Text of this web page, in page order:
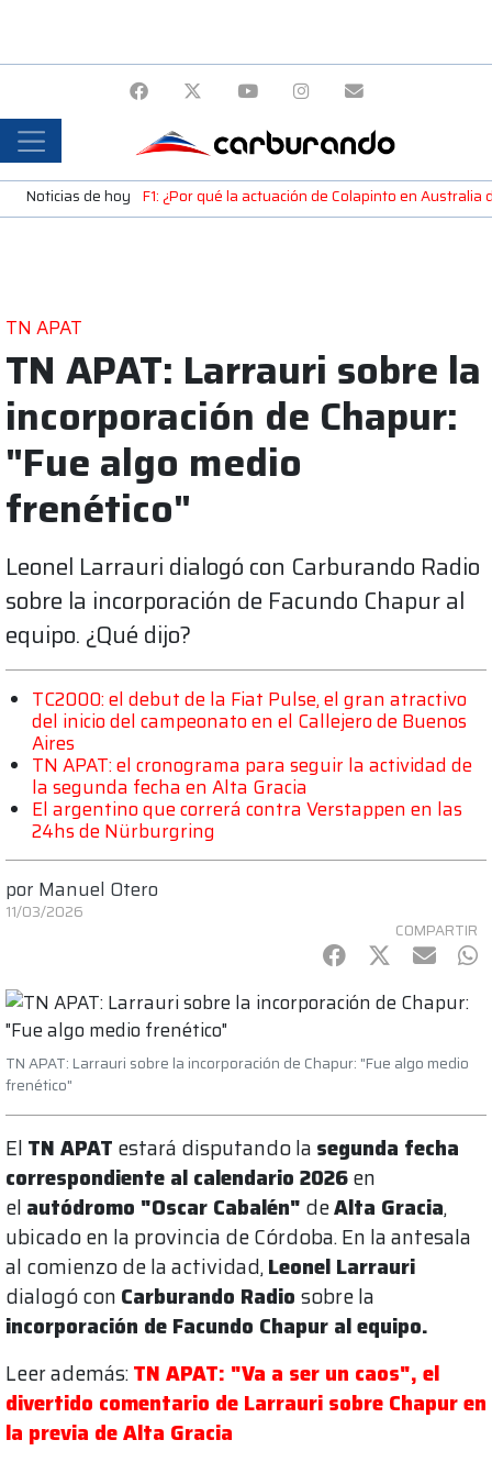
Noticias de hoy F1: ¿Por qué la actuación de Colapinto en
TN APAT
TN APAT: Larrauri sobre la
incorporación de Chapur:
"Fue algo medio
frenético"
Leonel Larrauri dialogó con Carburando Radio
sobre la incorporación de Facundo Chapur al
equipo. ¿Qué dijo?
TC2000: el debut de la Fiat Pulse, el gran atractivo
del inicio del campeonato en el Callejero de Buenos
Aires
TN APAT: el cronograma para seguir la actividad de
la segunda fecha en Alta Gracia
El argentino que correrá contra Verstappen en las
24hs de Nürburgring
por Manuel Otero
11/03/2026
COMPARTIR
Facebook
Twitter
mail
TN APAT: Larrauri sobre la incorporación de Chapur: "Fue algo medio
frenético"
El TN APAT estará disputando la segunda fecha
correspondiente al calendario 2026en
el autódromo "Oscar Cabalén" deAlta Gracia,
ubicado en la provincia de Córdoba. En la antesala
al comienzo de la actividad,Leonel Larrauri
dialogó con Carburando Radio sobre la
incorporación de Facundo Chapur al equipo.
Leer además:TN APAT: "Va a ser un caos", el
divertido comentario de Larrauri sobre Chapur en
la previa de Alta Gracia